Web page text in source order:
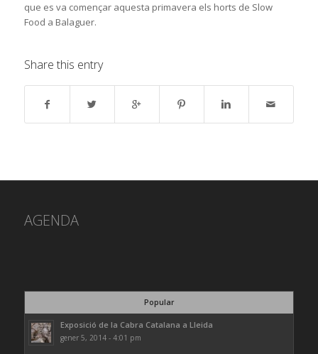
que es va començar aquesta primavera els horts de Slow
Food a Balaguer.
Share this entry
AGENDA
Popular
Exposició de la Cabra Catalana a Lleida
gener 5, 2014 - 4:01 pm